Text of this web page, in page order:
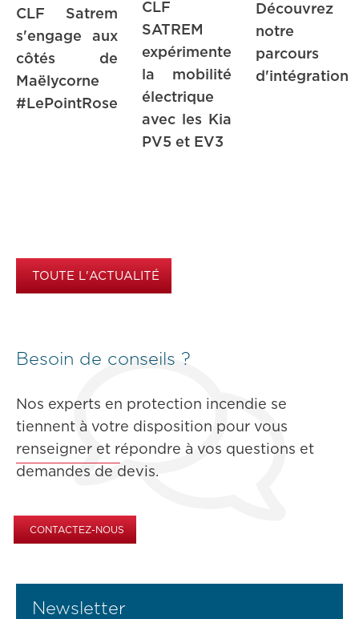
CLF Satrem
s'engage aux
côtés de
Maëlycorne
#LePointRose
CLF
SATREM
expérimente
la mobilité
électrique
avec les Kia
PV5 et EV3
Découvrez
notre
parcours
d'intégration
TOUTE L'ACTUALITÉ
Besoin de conseils ?
Nos experts en protection incendie se
tiennent à votre disposition pour vous
renseigner et répondre à vos questions et
demandes de devis.
CONTACTEZ-NOUS
Newsletter